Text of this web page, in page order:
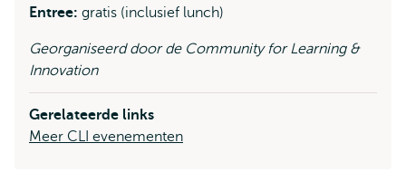
Entree: gratis (inclusief lunch)
Georganiseerd door de Community for Learning &
Innovation
Gerelateerde links
Meer CLI evenementen